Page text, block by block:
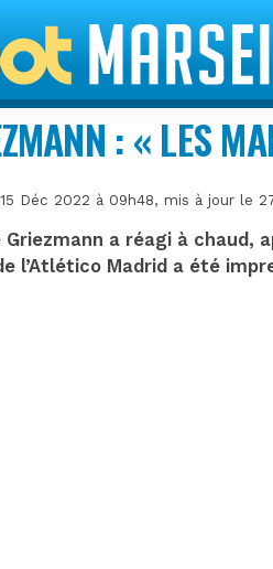
: « LES
Déc 2022 à 09h48, mis à jour le
Griezmann a réagi à chaud,
l’Atlético Madrid a été